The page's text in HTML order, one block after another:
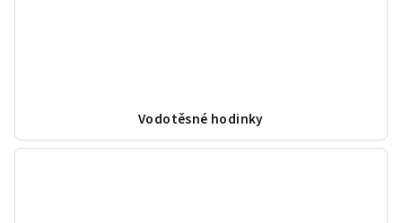
Vodotěsné hodinky